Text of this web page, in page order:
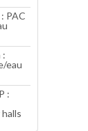
PAC
:
eau
: